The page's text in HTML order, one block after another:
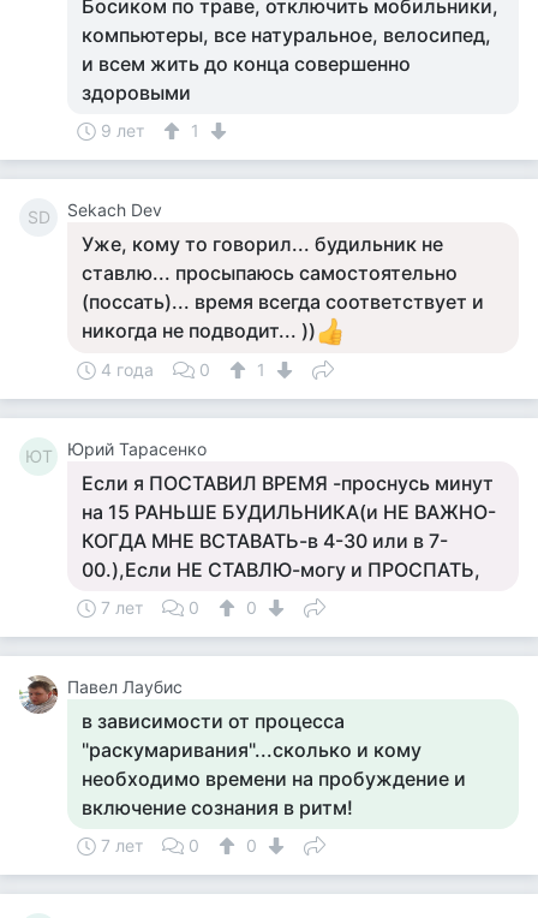
Босиком по траве, отключить мобильники,
компьютеры, все натуральное, велосипед,
и всем жить до конца совершенно
здоровыми
9 лет 1
SD Sekach Dev
Уже, кому то говорил... будильник не
ставлю... просыпаюсь самостоятельно
(поссать)... время всегда соответствует и
никогда не подводит... ))
4 года 0 1
ЮТ Юрий Тарасенко
Если я ПОСТАВИЛ ВРЕМЯ -проснусь минут
на 15 РАНЬШЕ БУДИЛЬНИКА(и НЕ ВАЖНО-
КОГДА МНЕ ВСТАВАТЬ-в 4-30 или в 7-
00.),Если НЕ СТАВЛЮ-могу и ПРОСПАТЬ,
7 лет 0 0
Павел Лаубис
в зависимости от процесса
"раскумаривания"...сколько и кому
необходимо времени на пробуждение и
включение сознания в ритм!
7 лет 0 0